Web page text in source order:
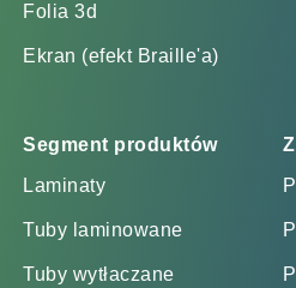
Folia 3d
Ekran (efekt Braille'a)
Segment produktów
Laminaty
Tuby laminowane
Tuby wytłaczane